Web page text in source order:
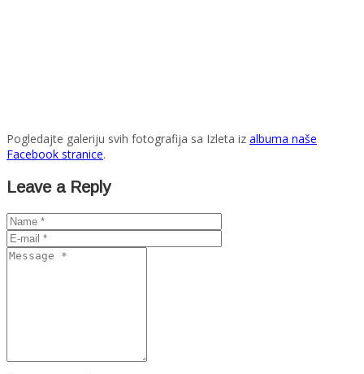
Pogledajte galeriju svih fotografija sa Izleta iz albuma naše
Facebook stranice.
Leave a Reply